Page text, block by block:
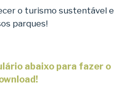
o turismo sustentável e
parques!
abaixo para fazer o